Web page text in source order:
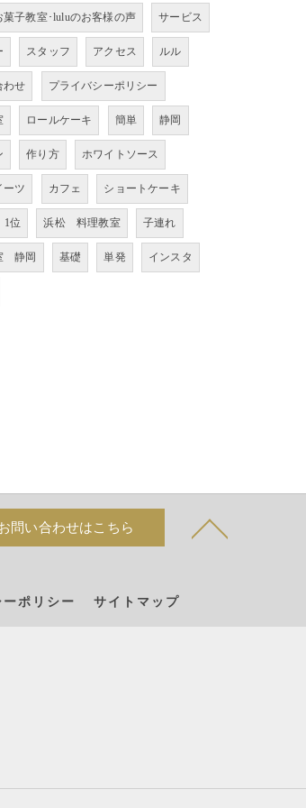
菓子教室･luluのお客様の声 サービス
スタッフ アクセス ルル
わせ プライバシーポリシー
ロールケーキ 簡単 静岡
作り方 ホワイトソース
ーツ カフェ ショートケーキ
1位 浜松 料理教室 子連れ
静岡 基礎 単発 インスタ
問い合わせはこちら
ポリシー サイトマップ